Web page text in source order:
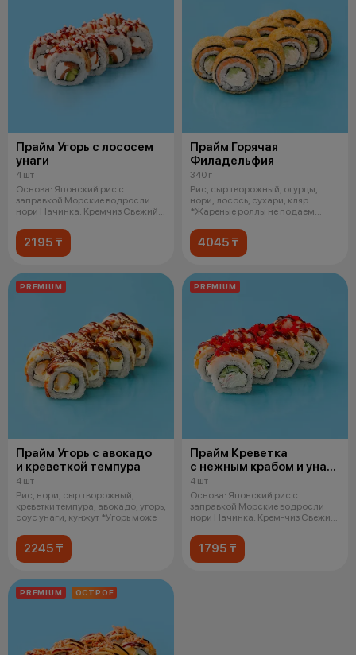
Прайм Угорь с лососем
унаги
4 шт
Основа: Японский рис с
заправкой Морские водросли
нори Начинка: Кремчиз Свежий
2195 ₸
Прайм Горячая
Филадельфия
340 г
Рис, сыр творожный, огурцы,
нори, лосось, сухари, кляр.
*Жареные роллы не подаем
4045 ₸
PREMIUM
Прайм Угорь с авокадо
и креветкой темпура
4 шт
Рис, нори, сыр творожный,
креветки темпура, авокадо, угорь,
соус унаги, кунжут *Угорь може
2245 ₸
PREMIUM
Прайм Креветка
с нежным крабом и унаги
соусом
4 шт
Основа: Японский рис с
заправкой Морские водросли
нори Начинка: Крем-чиз Свежий
1795 ₸
PREMIUM ОСТРОЕ